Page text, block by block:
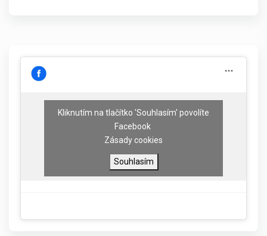
Kliknutím na tlačítko 'Souhlasím' povolíte
Facebook
Zásady cookies
Souhlasím